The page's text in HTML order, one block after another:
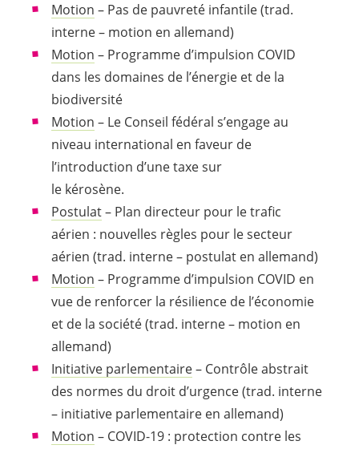
Motion – Pas de pauvreté infantile (trad.
interne – motion en allemand)
Motion – Programme d’impulsion COVID
dans les domaines de l’énergie et de la
biodiversité
Motion – Le Conseil fédéral s’engage au
niveau international en faveur de
l’introduction d’une taxe sur
le kérosène.
Postulat– Plan directeur pour le trafic
aérien : nouvelles règles pour le secteur
aérien (trad. interne – postulat en allemand)
Motion – Programme d’impulsion COVID en
vue de renforcer la résilience de l’économie
et de la société (trad. interne – motion en
allemand)
Initiative parlementaire– Contrôle abstrait
des normes du droit d’urgence (trad. interne
– initiative parlementaire en allemand)
Motion – COVID-19 : protection contre les